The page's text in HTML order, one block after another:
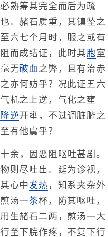
熟筹其完全而后为疏
。赭石质重，其镇坠之
六七个月时，服之或有
而成结证，此时其 胞室
无破血之弊，且有治赤
亦何妨乎？况此证五六
机之上逆，气化之壅
降逆开壅，不过调脏腑之
有他虞乎？
余，因恶阻呕吐甚剧。
则尽吐出。延为诊视，
心中发热 ，知系夹杂外
汤一茶杯，防其呕吐，
生赭石二两，煎汤一大
至下脘作疼，不复下行